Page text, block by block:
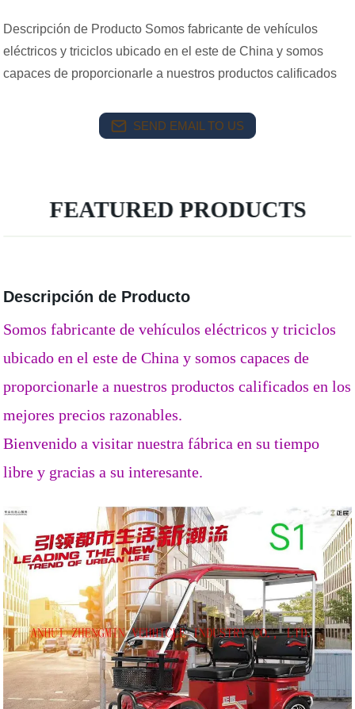
Descripción de Producto Somos fabricante de vehículos
eléctricos y triciclos ubicado en el este de China y somos
capaces de proporcionarle a nuestros productos calificados
SEND EMAIL TO US
FEATURED PRODUCTS
Descripción de Producto
Somos fabricante de vehículos eléctricos y triciclos
ubicado en el este de China y somos capaces de
proporcionarle a nuestros productos calificados en los
mejores precios razonables.
Bienvenido a visitar nuestra fábrica en su tiempo
libre y gracias a su interesante.